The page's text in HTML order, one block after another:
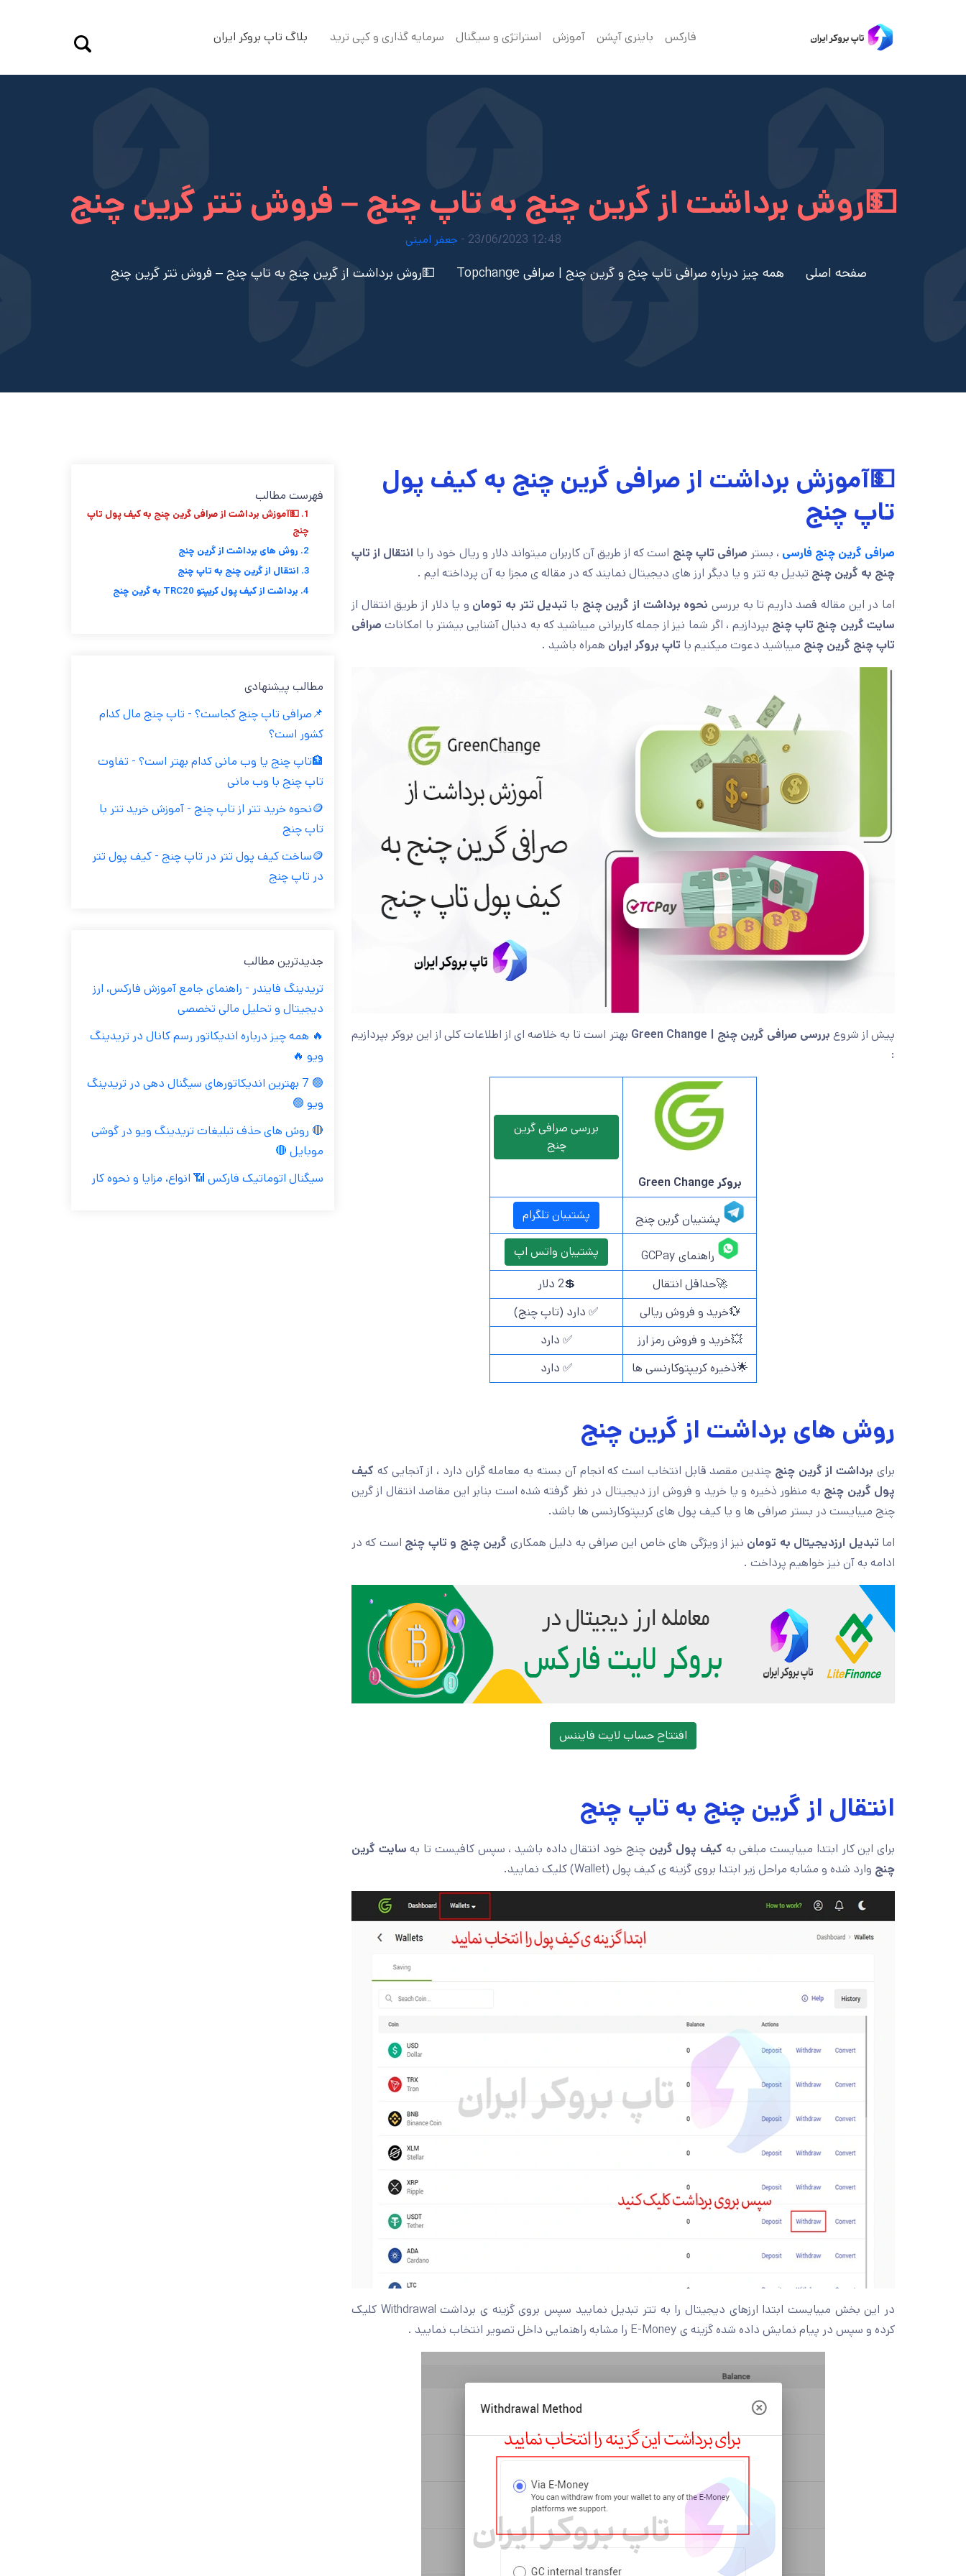
فارکس باینری آپشن آموزش استراتژی و سیگنال سرمایه گذاری و کپی ترید بلاگ تاپ بروکر ایران
💵روش برداشت از گرین چنج به تاپ چنج – فروش تتر گرین چنج
12:48 23/06/2023 - جعفر امینی
صفحه اصلی همه چیز درباره صرافی تاپ چنج و گرین چنج | صرافی Topchange 💵روش برداشت از گرین چنج به تاپ چنج – فروش تتر گرین چنج
💵آموزش برداشت از صرافی گرین چنج به کیف پول
تاپ چنج
صرافی گرین چنج فارسی ، بستر صرافی تاپ چنج است که از طریق آن کاربران میتواند دلار و ریال خود را با انتقال از تاپ
چنج به گرین چنج تبدیل به تتر و یا دیگر ارز های دیجیتال نمایند که در مقاله ی مجزا به آن پرداخته ایم .
اما در این مقاله قصد داریم تا به بررسی نحوه برداشت از گرین چنج با تبدیل تتر به تومان و یا دلار از طریق انتقال از
سایت گرین چنج تاپ چنج بپردازیم ، اگر شما نیز از جمله کاربرانی میباشید که به دنبال آشنایی بیشتر با امکانات صرافی
تاپ چنج گرین چنج میباشید دعوت میکنیم با تاپ بروکر ایران همراه باشید .
پیش از شروع بررسی صرافی گرین چنج | Green Change
بهتر است تا به خلاصه ای از اطلاعات کلی از این بروکر بپردازیم
:
بروکر Green Change
بررسی صرافی گرین
چنج
پشتیبان گرین چنج پشتیبان تلگرام
راهنمای GCPay
پشتیبان واتس اپ
🚀حداقل انتقال
💲2 دلار
💱خرید و فروش ریالی
✅ دارد (تاپ چنج)
💥خرید و فروش رمز ارز
✅ دارد
🌟ذخیره کریپتوکارنسی ها
✅ دارد
روش های برداشت از گرین چنج
برای برداشت از گرین چنج چندین مقصد قابل انتخاب است که انجام آن بسته به معامله گران دارد ، از آنجایی که کیف
پول گرین چنج به منظور ذخیره و یا خرید و فروش ارز دیجیتال در نظر گرفته شده است بنابر این مقاصد انتقال از گرین
چنج میبایست در بستر صرافی ها و یا کیف پول های کریپتوکارنسی ها باشد.
اما تبدیل ارزدیجیتال به تومان نیز از ویژگی های خاص این صرافی به دلیل همکاری گرین چنج و تاپ چنج است که در
ادامه به آن نیز خواهیم پرداخت .
افتتاح حساب لایت فایننس
انتقال از گرین چنج به تاپ چنج
برای این کار ابتدا میبایست مبلغی به کیف پول گرین چنج خود انتقال داده باشید ، سپس کافیست تا به سایت گرین
چنج وارد شده و مشابه مراحل زیر ابتدا بروی گزینه ی کیف پول (Wallet) کلیک نمایید.
در این بخش میبایست ابتدا ارزهای دیجیتال را به تتر تبدیل نمایید سپس بروی گزینه ی برداشت Withdrawal کلیک
کرده و سپس در پیام نمایش داده شده گزینه ی E-Money را مشابه راهنمایی داخل تصویر انتخاب نمایید .
فهرست مطالب
1. 💵آموزش برداشت از صرافی گرین چنج به کیف پول تاپ
چنج
2. روش های برداشت از گرین چنج
3. انتقال از گرین چنج به تاپ چنج
4. برداشت از كيف پول كريپتو TRC20 به گرين چنج
مطالب پیشنهادی
📌صرافی تاپ چنج کجاست؟ - تاپ چنج مال کدام
کشور است؟
🏦تاپ چنج یا وب مانی کدام بهتر است؟ - تفاوت
تاپ چنج با وب مانی
🪙نحوه خرید تتر از تاپ چنج - آموزش خرید تتر با
تاپ چنج
🪙ساخت کیف پول تتر در تاپ چنج - کیف پول تتر
در تاپ چنج
جدیدترین مطالب
تریدینگ فایندر - راهنمای جامع آموزش فارکس، ارز
دیجیتال و تحلیل مالی تخصصی
🔥 همه چیز درباره اندیکاتور رسم کانال در تریدینگ
ویو 🔥
🟢 7 بهترین اندیکاتورهای سیگنال دهی در تریدینگ
ویو 🟢
🔴 روش های حذف تبلیغات تریدینگ ویو در گوشی
موبایل 🔴
سیگنال اتوماتیک فارکس 📶 انواع، مزایا و نحوه کار